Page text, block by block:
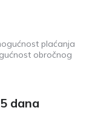
plaćanja
obročnog
dana